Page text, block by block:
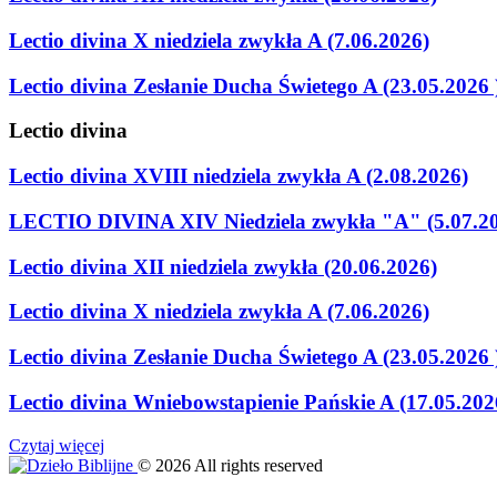
Lectio divina X niedziela zwykła A (7.06.2026)
Lectio divina Zesłanie Ducha Świetego A (23.05.2026
Lectio divina
Lectio divina XVIII niedziela zwykła A (2.08.2026)
LECTIO DIVINA XIV Niedziela zwykła "A"
Lectio divina XII niedziela zwykła (20.06.2026)
Lectio divina X niedziela zwykła A (7.06.2026)
Lectio divina Zesłanie Ducha Świetego A (23.05.2026
Lectio divina Wniebowstapienie Pańskie A
Czytaj więcej
© 2026 All rights reserved